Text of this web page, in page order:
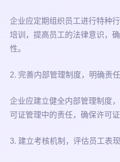
企业应定期组织员工进行特种
培训，提高员工的法律意识，
性。
2. 完善内部管理制度，明确责任
企业应建立健全内部管理制度
可证管理中的责任，确保许可证
3. 建立考核机制，评估员工表现